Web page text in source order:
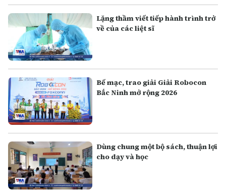
Lặng thầm viết tiếp hành trình trở
về của các liệt sĩ
Bế mạc, trao giải Giải Robocon
Bắc Ninh mở rộng 2026
Dùng chung một bộ sách, thuận lợi
cho dạy và học